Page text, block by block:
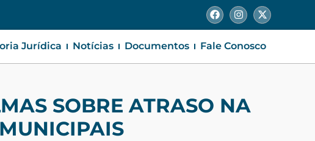
Jurídica Notícias Documentos Fale Conosco
SOBRE ATRASO NA